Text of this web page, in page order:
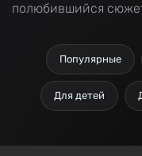
полюбившийся
Популярные
Для детей